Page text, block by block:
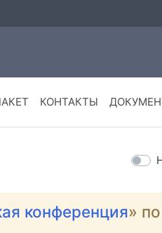
КОНТАКТЫ
конференция»